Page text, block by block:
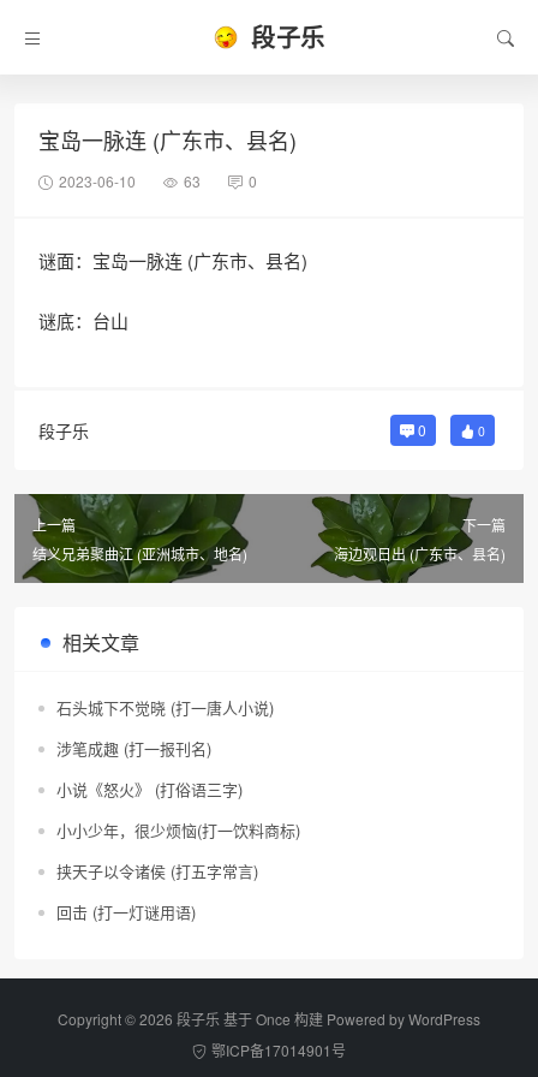
段子乐
宝岛一脉连 (广东市、县名)
2023-06-10 63 0
谜面：宝岛一脉连 (广东市、县名)
谜底：台山
段子乐 0 0
上一篇
结义兄弟聚曲江 (亚洲城市、地名)
下一篇
海边观日出 (广东市、县名)
相关文章
石头城下不觉晓 (打一唐人小说)
涉笔成趣 (打一报刊名)
小说《怒火》 (打俗语三字)
小小少年，很少烦恼(打一饮料商标)
挟天子以令诸侯 (打五字常言)
回击 (打一灯谜用语)
Copyright © 2026 段子乐 基于 Once 构建 Powered byWordPress
鄂ICP备17014901号